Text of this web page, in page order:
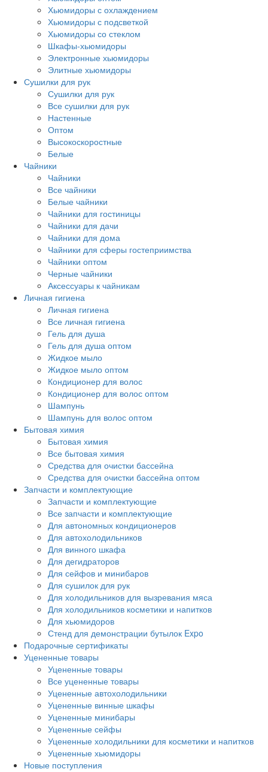
Хьюмидоры с охлаждением
Хьюмидоры с подсветкой
Хьюмидоры со стеклом
Шкафы-хьюмидоры
Электронные хьюмидоры
Элитные хьюмидоры
Сушилки для рук
Сушилки для рук
Все сушилки для рук
Настенные
Оптом
Высокоскоростные
Белые
Чайники
Чайники
Все чайники
Белые чайники
Чайники для гостиницы
Чайники для дачи
Чайники для дома
Чайники для сферы гостеприимства
Чайники оптом
Черные чайники
Аксессуары к чайникам
Личная гигиена
Личная гигиена
Все личная гигиена
Гель для душа
Гель для душа оптом
Жидкое мыло
Жидкое мыло оптом
Кондиционер для волос
Кондиционер для волос оптом
Шампунь
Шампунь для волос оптом
Бытовая химия
Бытовая химия
Все бытовая химия
Средства для очистки бассейна
Средства для очистки бассейна оптом
Запчасти и комплектующие
Запчасти и комплектующие
Все запчасти и комплектующие
Для автономных кондиционеров
Для автохолодильников
Для винного шкафа
Для дегидраторов
Для сейфов и минибаров
Для сушилок для рук
Для холодильников для вызревания мяса
Для холодильников косметики и напитков
Для хьюмидоров
Стенд для демонстрации бутылок Expo
Подарочные сертификаты
Уцененные товары
Уцененные товары
Все уцененные товары
Уцененные автохолодильники
Уцененные винные шкафы
Уцененные минибары
Уцененные сейфы
Уцененные холодильники для косметики и напитков
Уцененные хьюмидоры
Новые поступления